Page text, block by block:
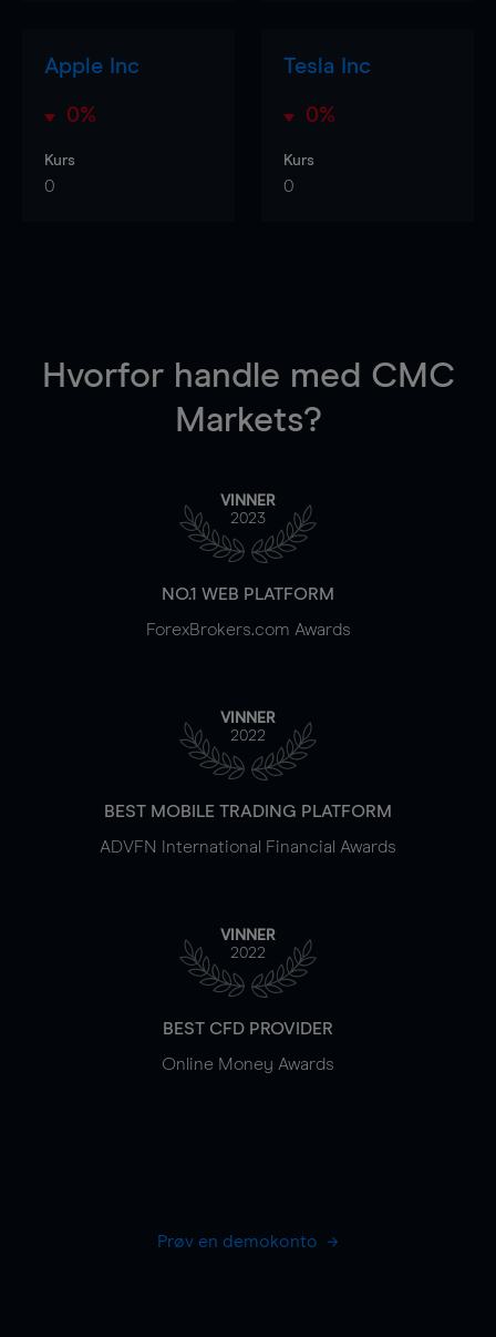
Apple Inc
0%
Kurs
0
Tesla Inc
0%
Kurs
0
Hvorfor handle med CMC
Markets?
VINNER
2023
NO.1 WEB PLATFORM
ForexBrokers.com Awards
VINNER
2022
BEST MOBILE TRADING PLATFORM
ADVFN International Financial Awards
VINNER
2022
BEST CFD PROVIDER
Online Money Awards
Prøv en demokonto